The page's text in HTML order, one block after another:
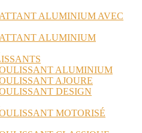
ALUMINIUM AVEC
ALUMINIUM
ALUMINIUM
AJOURE
DESIGN
MOTORISÉ